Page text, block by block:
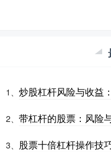
1、 炒股杠杆风险与收益
2、 带杠杆的股票：风险
3、 股票十倍杠杆操作技